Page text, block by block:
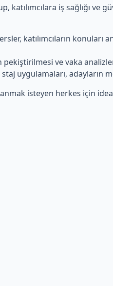
iş sağlığı ve
katılımcıların konuları
ve vaka
uygulamaları, adayların
isteyen herkes için